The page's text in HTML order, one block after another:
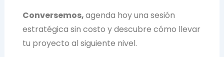
Conversemos,agenda hoy una sesión
estratégica sin costo y descubre cómo llevar
tu proyecto al siguiente nivel.